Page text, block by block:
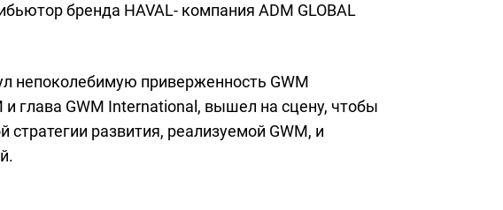
бренда HAVAL- компания ADM GLOBAL
непоколебимую приверженность GWM
глава GWM International, вышел на сцену, чтобы
развития, реализуемой GWM, и